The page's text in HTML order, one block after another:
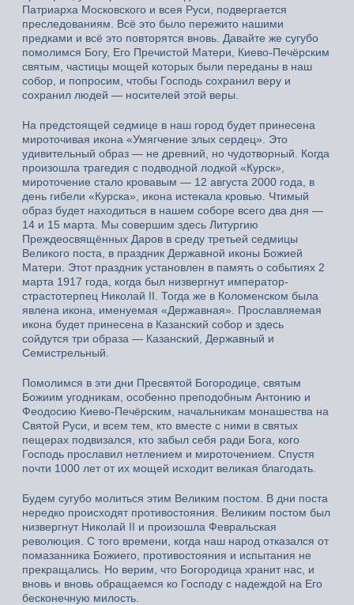
Патриарха Московского и всея Руси, подвергается
преследованиям. Всё это было пережито нашими
предками и всё это повторятся вновь. Давайте же сугубо
помолимся Богу, Его Пречистой Матери, Киево-Печёрским
святым, частицы мощей которых были переданы в наш
собор, и попросим, чтобы Господь сохранил веру и
сохранил людей — носителей этой веры.
На предстоящей седмице в наш город будет принесена
мироточивая икона «Умягчение злых сердец». Это
удивительный образ — не древний, но чудотворный. Когда
произошла трагедия с подводной лодкой «Курск»,
мироточение стало кровавым — 12 августа 2000 года, в
день гибели «Курска», икона истекала кровью. Чтимый
образ будет находиться в нашем соборе всего два дня —
14 и 15 марта. Мы совершим здесь Литургию
Преждеосвящённых Даров в среду третьей седмицы
Великого поста, в праздник Державной иконы Божией
Матери. Этот праздник установлен в память о событиях 2
марта 1917 года, когда был низвергнут император-
страстотерпец Николай II. Тогда же в Коломенском была
явлена икона, именуемая «Державная». Прославляемая
икона будет принесена в Казанский собор и здесь
сойдутся три образа — Казанский, Державный и
Семистрельный.
Помолимся в эти дни Пресвятой Богородице, святым
Божиим угодникам, особенно преподобным Антонию и
Феодосию Киево-Печёрским, начальникам монашества на
Святой Руси, и всем тем, кто вместе с ними в святых
пещерах подвизался, кто забыл себя ради Бога, кого
Господь прославил нетлением и мироточением. Спустя
почти 1000 лет от их мощей исходит великая благодать.
Будем сугубо молиться этим Великим постом. В дни поста
нередко происходят противостояния. Великим постом был
низвергнут Николай II и произошла Февральская
революция. С того времени, когда наш народ отказался от
помазанника Божиего, противостояния и испытания не
прекращались. Но верим, что Богородица хранит нас, и
вновь и вновь обращаемся ко Господу с надеждой на Его
бесконечную милость.